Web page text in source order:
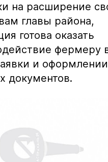
на расширение
главы района,
готова оказать
фермеру
и оформлении
документов.